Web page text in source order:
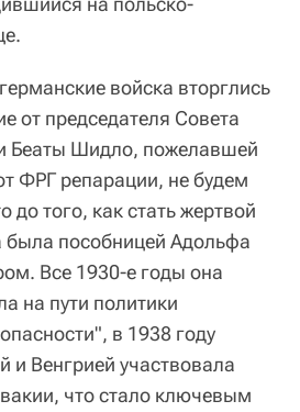
войска вторглись
от председателя Совета
Беаты Шидло, пожелавшей
ФРГ репарации, не будем
до того, как стать жертвой
пособницей Адольфа
Все 1930-е годы она
на пути политики
в 1938 году
и Венгрией участвовала
что стало ключевым